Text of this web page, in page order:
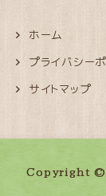
ホーム
プライバシー
サイトマップ
Copyright ©